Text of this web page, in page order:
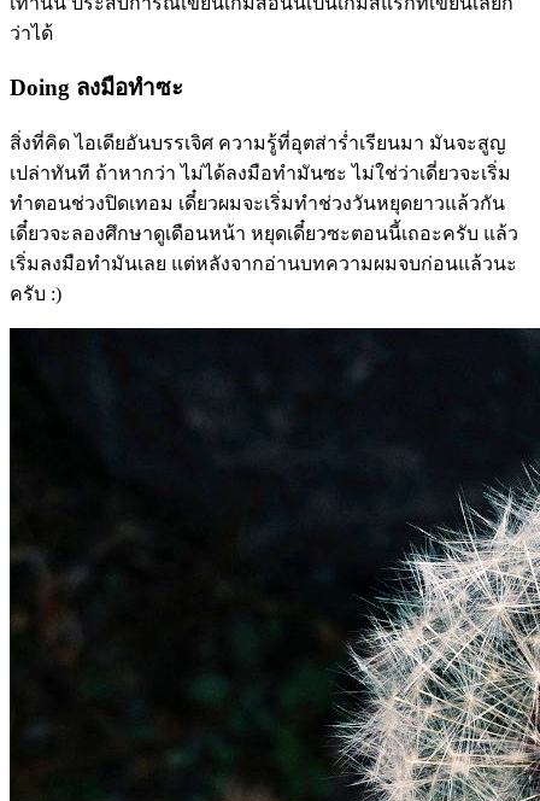
ว่าได้
Doing ลงมือทำซะ
สิ่งที่คิด ไอเดียอันบรรเจิศ ความรู้ที่อุตส่าร่ำเรียนมา มันจะสูญ
เปล่าทันที ถ้าหากว่า ไม่ได้ลงมือทำมันซะ ไม่ใช่ว่าเดี่ยวจะเริ่ม
ทำตอนช่วงปิดเทอม เดี๋ยวผมจะเริ่มทำช่วงวันหยุดยาวแล้วกัน
เดี๋ยวจะลองศึกษาดูเดือนหน้า หยุดเดี๋ยวซะตอนนี้เถอะครับ แล้ว
เริ่มลงมือทำมันเลย แต่หลังจากอ่านบทความผมจบก่อนแล้วนะ
ครับ :)